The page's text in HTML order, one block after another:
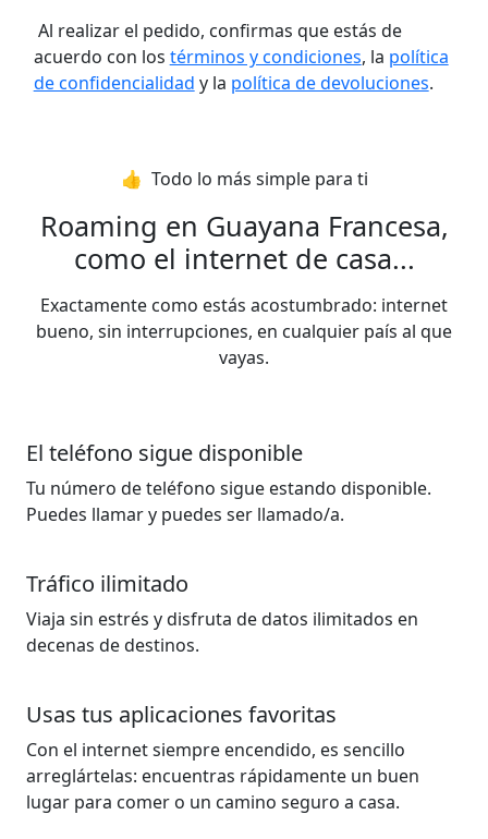
Al realizar el pedido, confirmas que estás de
acuerdo con los términos y condiciones, la política
de confidencialidad y la política de devoluciones.
👍️ Todo lo más simple para ti
Roaming en Guayana Francesa,
como el internet de casa...
Exactamente como estás acostumbrado: internet
bueno, sin interrupciones, en cualquier país al que
vayas.
El teléfono sigue disponible
Tu número de teléfono sigue estando disponible.
Puedes llamar y puedes ser llamado/a.
Tráfico ilimitado
Viaja sin estrés y disfruta de datos ilimitados en
decenas de destinos.
Usas tus aplicaciones favoritas
Con el internet siempre encendido, es sencillo
arreglártelas: encuentras rápidamente un buen
lugar para comer o un camino seguro a casa.